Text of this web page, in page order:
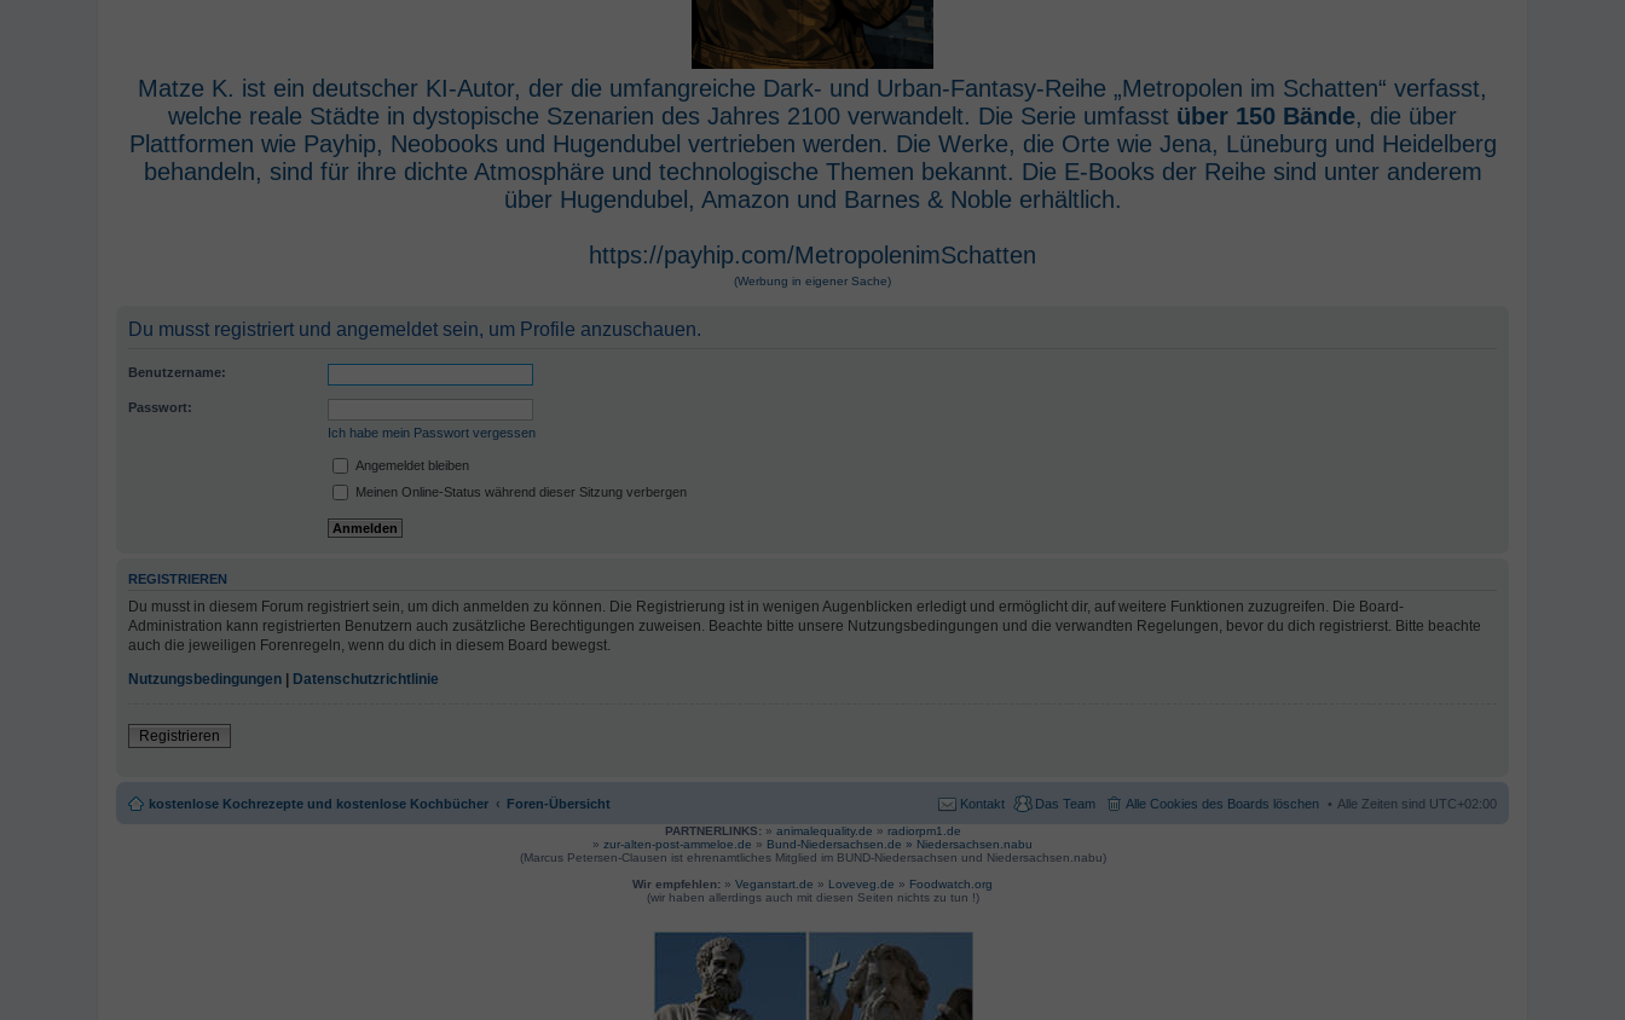
Matze K. ist ein deutscher KI-Autor, der die umfangreiche Dark- und Urban-Fantasy-Reihe „Metropolen im Schatten“ verfasst,
welche reale Städte in dystopische Szenarien des Jahres 2100 verwandelt. Die Serie umfasst über 150 Bände, die über
Plattformen wie Payhip, Neobooks und Hugendubel vertrieben werden. Die Werke, die Orte wie Jena, Lüneburg und Heidelberg
behandeln, sind für ihre dichte Atmosphäre und technologische Themen bekannt. Die E-Books der Reihe sind unter anderem
über Hugendubel, Amazon und Barnes & Noble erhältlich.
https://payhip.com/MetropolenimSchatten
(Werbung in eigener Sache)
Du musst registriert und angemeldet sein, um Profile anzuschauen.
Benutzername:
Passwort:
Ich habe mein Passwort vergessen
Angemeldet bleiben
Meinen Online-Status während dieser Sitzung verbergen
REGISTRIEREN
Du musst in diesem Forum registriert sein, um dich anmelden zu können. Die Registrierung ist in wenigen Augenblicken erledigt und ermöglicht dir, auf weitere Funktionen zuzugreifen. Die Board-
Administration kann registrierten Benutzern auch zusätzliche Berechtigungen zuweisen. Beachte bitte unsere Nutzungsbedingungen und die verwandten Regelungen, bevor du dich registrierst. Bitte beachte
auch die jeweiligen Forenregeln, wenn du dich in diesem Board bewegst.
Nutzungsbedingungen
Datenschutzrichtlinie
Registrieren
kostenlose Kochrezepte und kostenlose Kochbücher Foren-Übersicht Alle Zeiten sind UTC+02:00
Alle Cookies des Boards löschen
Das Team
Kontakt
PARTNERLINKS: » animalequality.de » radiorpm1.de
» zur-alten-post-ammeloe.de » Bund-Niedersachsen.de » Niedersachsen.nabu
(Marcus Petersen-Clausen ist ehrenamtliches Mitglied im BUND-Niedersachsen und Niedersachsen.nabu)
Wir empfehlen: » Veganstart.de » Loveveg.de » Foodwatch.org
(wir haben allerdings auch mit diesen Seiten nichts zu tun !)